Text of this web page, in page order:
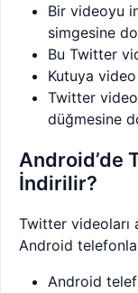
Bir videoyu
simgesine
Bu Twitter
Kutuya video
Twitter
düğmesine
Android’de
İndirilir?
Twitter videoları
Android
Android